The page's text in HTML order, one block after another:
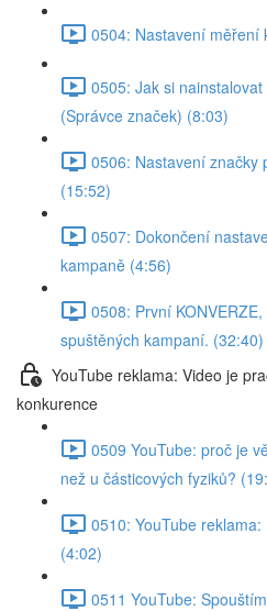
0504: Nastavení měření
0505: Jak si
(Správce značek) (8:03)
0506: Nastavení značky
(15:52)
0507: Dokončení
kampaně (4:56)
0508: První
spuštěných kampaní. (32:40)
YouTube reklama: Video je
konkurence
0509 YouTube: proč je
než u částicových fyziků?
0510: YouTube
(4:02)
0511 YouTube: